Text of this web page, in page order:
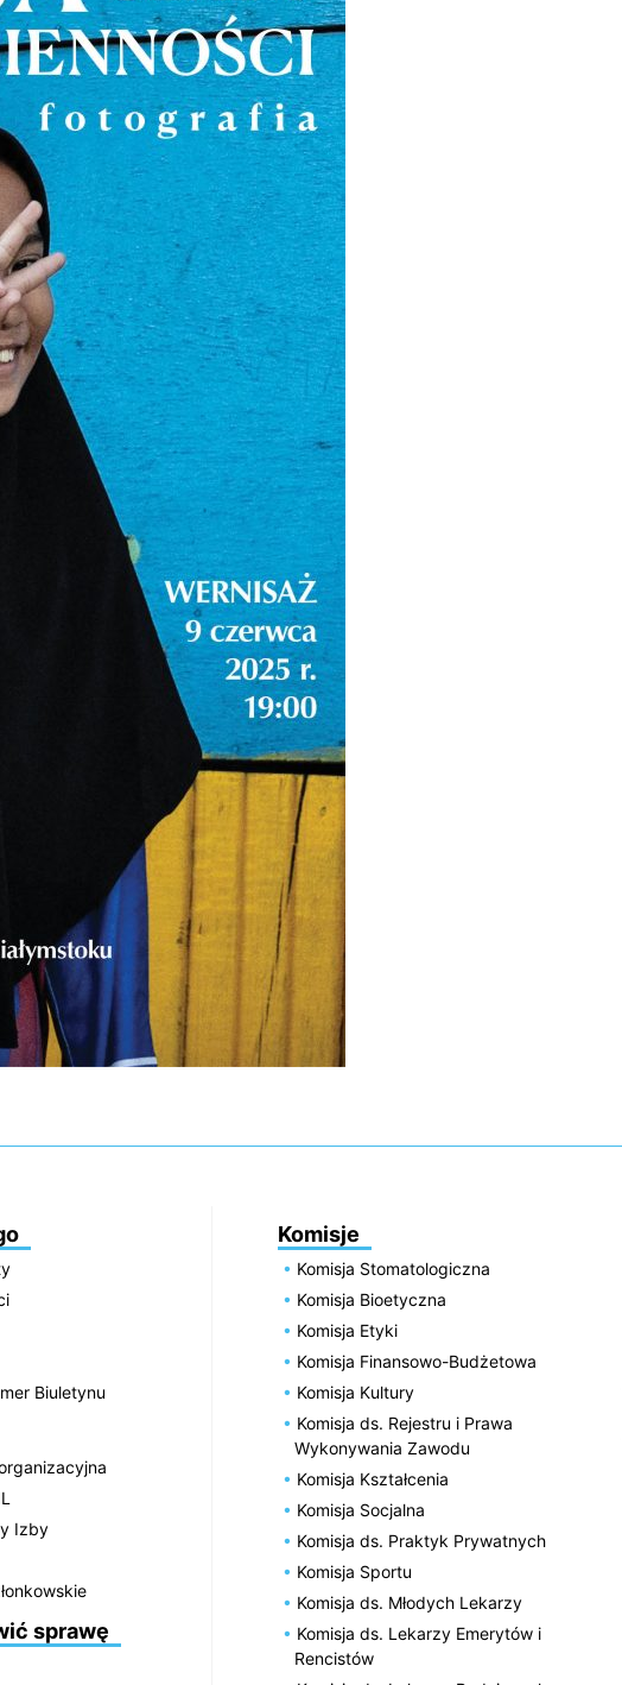
Biuletynu
Izby
sprawę
Komisje
Komisja Stomatologiczna
Komisja Bioetyczna
Komisja Etyki
Komisja Finansowo-Budżetowa
Komisja Kultury
Komisja ds. Rejestru i Prawa
Wykonywania Zawodu
Komisja Kształcenia
Komisja Socjalna
Komisja ds. Praktyk Prywatnych
Komisja Sportu
Komisja ds. Młodych Lekarzy
Komisja ds. Lekarzy Emerytów i
Rencistów